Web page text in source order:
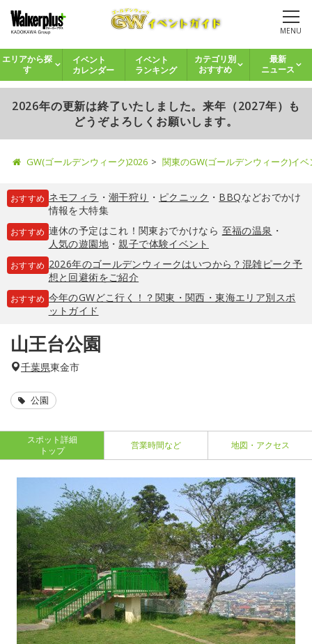
MENU
エリアから探
す
イベント
カレンダー
イベント
ランキング
カテゴリ別
おすすめ
最新
ニュース
2026年の更新は終了いたしました。来年（2027年）も
どうぞよろしくお願いします。
GW(ゴールデンウィーク)2026 関東のGW(ゴールデンウィーク)イ
おすすめ ネモフィラ ・ 潮干狩り ・ ピクニック ・ BBQなどおでかけ
情報を大特集
おすすめ 連休の予定はこれ！関東おでかけなら 至福の温泉 ・
人気の遊園地・親子で体験イベント
おすすめ 2026年のゴールデンウィークはいつから？混雑ピーク予
想と回避術をご紹介
おすすめ 今年のGWどこ行く！？関東・関西・東海エリア別スポ
ットガイド
山王台公園
千葉県東金市
公園
スポット詳細
トップ
営業時間など 地図・アクセス